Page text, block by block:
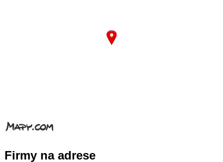
Firmy na adrese